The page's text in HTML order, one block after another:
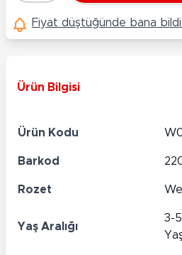
Fiyat düştüğünde bana
Ürün Bilgisi
Ürün Kodu
Barkod
Rozet
Yaş Aralığı
3-